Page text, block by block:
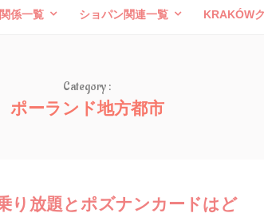
係一覧 ショパン関連一覧 KRAKÓW
Category :
ポーランド地方都市
り放題とポズナンカードはど